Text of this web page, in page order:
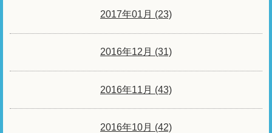
2017年01月 (23)
2016年12月 (31)
2016年11月 (43)
2016年10月 (42)